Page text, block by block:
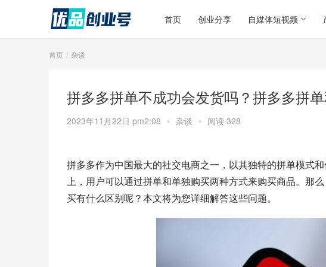
首页 创业分享 自媒体短视频
首页 杂谈
拼多多拼单不成功会发货吗？拼多多拼
2023年11月22日 pm2:08 • 杂谈 • 阅读 328
拼多多作为中国最大的社交电商之一，以其独特的拼单模式
上，用户可以通过拼单和单独购买两种方式来购买商品。那
买有什么区别呢？本文将为您详细解答这些问题。